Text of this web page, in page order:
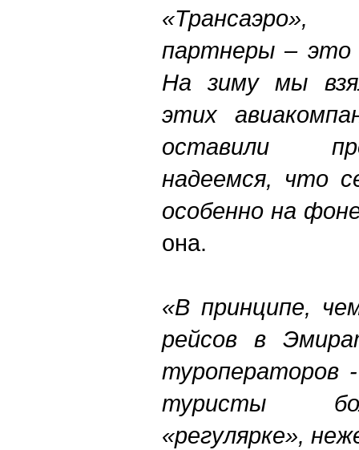
партнеры – это
На зиму мы
этих
оставили
надеемся, что
особенно на
она.
«В принципе,
рейсов в
туроператоров
туристы
«регулярке»,